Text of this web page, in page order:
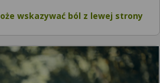
wskazywać ból z lewej strony